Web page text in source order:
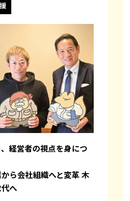
経営者の視点を身につ
ら会社組織へと変革 木
へ